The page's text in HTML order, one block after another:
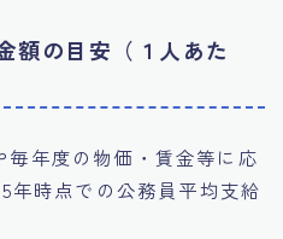
額の目安（１人あた
年度の物価・賃金等に応
年時点での公務員平均支給